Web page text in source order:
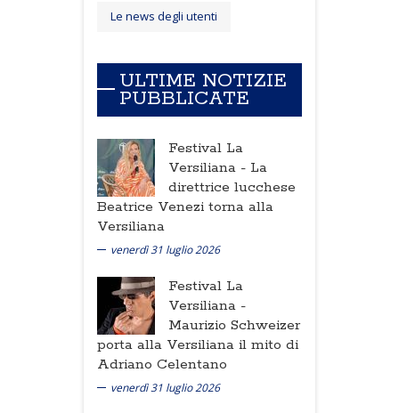
Le news degli utenti
ULTIME NOTIZIE
PUBBLICATE
Festival La
Versiliana - La
direttrice lucchese
Beatrice Venezi torna alla
Versiliana
venerdì 31 luglio 2026
Festival La
Versiliana -
Maurizio Schweizer
porta alla Versiliana il mito di
Adriano Celentano
venerdì 31 luglio 2026